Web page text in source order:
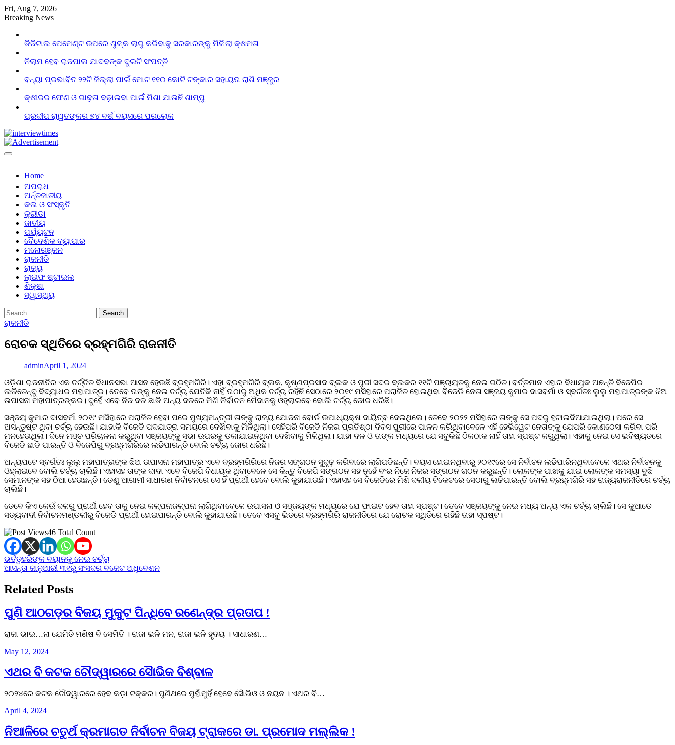
Skip
to
Fri, Aug 7, 2026
Breaking News
ଡିଜିଟାଲ ପେମେଣ୍ଟ ଉପରେ ଶୁଳ୍କ ଲାଗୁ କରିବାକୁ ସରକାରଙ୍କୁ ମିଳିଲା କ୍ଷମତା
ନିଲାମ ହେବ ରାଜପାଲ ଯାଦବଙ୍କ ଦୁଇଟି ସଂପତ୍ତି
ବନ୍ୟା ପ୍ରଭାବିତ ୨୨ଟି ଜିଲ୍ଲା ପାଇଁ ମୋଟ ୧୧୦ କୋଟି ଟଙ୍କାର ସହାୟତା ରାଶି ମଞ୍ଜୁର
କ୍ଷୀରର ଫେଣ ଓ ଗାଢ଼ତା ବଢ଼ାଇବା ପାଇଁ ମିଶା ଯାଉଛି ଶାମ୍ପୁ
ପ୍ରଦୀପ ରାୱତଙ୍କର ୭୪ ବର୍ଷ ବୟସରେ ପରଲୋକ
Home
ଅପରାଧ
ଅର୍ନ୍ତଜାତୀୟ
କଳା ଓ ସଂସ୍କୃତି
କ୍ରୀଡା
ଜାତୀୟ
ପର୍ଯ୍ୟଟନ
ବୈଦେଶିକ ବ୍ୟାପାର
ମନୋରଞ୍ଜନ
ରାଜନୀତି
ରାଜ୍ୟ
ଲାଇଫ ଷ୍ଟାଇଲ
ଶିକ୍ଷା
ସ୍ୱାସ୍ଥ୍ୟ
Search
for:
ରାଜନୀତି
ରୋଚକ ସ୍ଥିତିରେ ବ୍ରହ୍ମଗିରି ରାଜନୀତି
adminApril 1, 2024
ଓଡ଼ିଶା ରାଜନୀତିର ଏକ ଚର୍ଚ୍ଚିତ ବିଧାନସଭା ଆସନ ହେଉଛି ବ୍ରହ୍ମଗିରି। ଏହା ବ୍ରହ୍ମଗିରି ବ୍ଲକ, କୃଷ୍ଣପ୍ରସାଦ ବ୍ଲକ ଓ ପୁରୀ ସଦର ବ୍ଲକର ୧୧ଟି ପଞ୍ଚାୟତକୁ ନେଇ ଗଠିତ। ବର୍ତ୍ତମାନ ଏହାର ବିଧାୟକ ଅଛନ୍ତି ବିଜେପିର
ଲଳିତେନ୍ଦୁ ବିଦ୍ୟାଧର ମହାପାତ୍ର। ତେବେ ତାଙ୍କୁ ନେଇ ଚର୍ଚ୍ଚା ଯେତିକି ନାହିଁ ତାଠାରୁ ଅଧିକ ଚର୍ଚ୍ଚା ରହିଛି ସେଠାରେ ୨୦୧୯ ମସିହାରେ ପରାଜିତ ହୋଇଥିବା ବିଜେଡି ନେତା ସଞ୍ଜୟ କୁମାର ଦାସବର୍ମା ଓ ସ୍ବର୍ଗତଃ ଲୁଲୁ ମହାପାତ୍ରଙ୍କ ଝିଅ
ଉପାସନା ମହାପାତ୍ରଙ୍କର। ଦୁହେଁ ଏବେ ନିଜ ଦଳ ଛାଡି ଅନ୍ୟ ଦଳରେ ମିଶି ନିର୍ବାଚନ ମୈଦାନକୁ ଓହ୍ଲାଇବେ ବୋଲି ଚର୍ଚ୍ଚା ଜୋର ଧରିଛି।
ସଞ୍ଜୟ କୁମାର ଦାସବର୍ମା ୨୦୧୯ ମସିହାରେ ପରାଜିତ ହେବା ପରେ ମୁଖ୍ୟମନ୍ତ୍ରୀ ତାଙ୍କୁ ରାଜ୍ୟ ଯୋଜନା ବୋର୍ଡ ଉପାଧ୍ୟକ୍ଷ ଦାୟିତ୍ବ ଦେଇଥିଲେ। ତେବେ ୨୦୨୨ ମସିହାରେ ତାଙ୍କୁ ସେ ପଦରୁ ହଟାଇଦିଆଯାଇଥିଲା। ପରେ ସେ
ଅସନ୍ତୁଷ୍ଟ ଥିବା ଚର୍ଚ୍ଚା ହେଉଛି। ଯାହାକି ବିଜେଡି ପଦଯାତ୍ରା ସମୟରେ ଦେଖିବାକୁ ମିଳିଥିଲା। ସେହିପରି ବିଜେଡି ନିଜର ପ୍ରତିଷ୍ଠା ଦିବସ ପୁରୀରେ ପାଳନ କରିଥିବାବେଳେ ଏହି ହେଭିୱେଟ ନେତାଙ୍କୁ ଯେପରି କୋଣଠେସା କରିବା ପରି
ମନହେଉଥିଲା। ଦିନେ ମଞ୍ଚ ପରିଚାଳନା କରୁଥିବା ସଞ୍ଜୟଙ୍କୁ ସଭା ଉପରକୁ ଡକାଯାଇନଥିବା ଦେଖିବାକୁ ମିଳିଥିଲା। ଯାହା ଦଳ ଓ ତାଙ୍କ ମଧ୍ୟରେ ଯେ ସବୁକିଛି ଠିକଠାକ ନାହିଁ ତାହା ସ୍ପଷ୍ଟ କରୁଥିଲା। ଏହାକୁ ନେଇ ସେ ଭବିଷ୍ୟତରେ
ବିଜେଡି ଛାଡି ପାରନ୍ତି ଓ ବିଜେପିରୁ ବ୍ରହ୍ମଗିରିରେ ଲଢିପାରନ୍ତି ବୋଲି ଚର୍ଚ୍ଚା ଜୋର ଧରିଛି।
ଅନ୍ୟପଟେ ସ୍ବର୍ଗତଃ ଲୁଲୁ ମହାପାତ୍ରଙ୍କ ଝିଅ ଉପାସନା ମହାପାତ୍ର ଏବେ ବ୍ରହ୍ମଗିରିରେ ନିଜର ସଙ୍ଗଠନ ସୁଦୃଢ଼ କରିବାରେ ଲାଗିପଡିଛନ୍ତି। ବୟସ ହୋଇନଥିବାରୁ ୨୦୧୯ରେ ସେ ନିର୍ବାଚନ ଲଢିପାରିନଥିବାବେଳେ ଏଥର ନିର୍ବାଚନକୁ
ଓହ୍ଲାଇବେ ବୋଲି ଚର୍ଚ୍ଚା ଚାଲିଛି। ଏହାସହ ତାଙ୍କ ଦାଦା ଏବେ ବିଜେପି ବିଧାୟକ ଥିବାବେଳେ ସେ କିନ୍ତୁ ବିଜେପି ସଙ୍ଗଠନ ସହ ନୁହେଁ ବଂର ନିଜେ ନିଜର ସଙ୍ଗଠନ ଗଠନ କରୁଛନ୍ତି। ଲୋକଙ୍କ ପାଖକୁ ଯାଇ ଲୋକଙ୍କ ସମସ୍ୟା ବୁଝି
ସେମାନଙ୍କ ସହ ଠିଆ ହେଉଛନ୍ତି। ତେଣୁ ଆଗାମୀ ସାଧାରଣ ନିର୍ବାଚନରେ ସେ ହିଁ ପ୍ରାର୍ଥୀ ହେବେ ବୋଲି କୁହାଯାଉଛି। ଏହାସହ ସେ ବିଜେଡିରେ ମିଶି ଦଳୀୟ ଟିକେଟରେ ସେଠାରୁ ଲଢିପାରନ୍ତି ବୋଲି ବ୍ରହ୍ମଗିରି ସହ ରାଜ୍ୟରାଜନୀତିରେ ଚର୍ଚ୍ଚା
ଚାଲିଛି।
ତେବେ କିଏ କେଉଁ ଦଳରୁ ପ୍ରାର୍ଥୀ ହେବ ତାକୁ ନେଇ କଳ୍ପନାଜଳ୍ପନା ଲାଗିଥିବାବେଳେ ଉପାସନା ଓ ସଞ୍ଜୟଙ୍କ ମଧ୍ୟରେ ଯେ ଫାଇଟ ହେବ ତାହା ସ୍ପଷ୍ଟ। ତେବେ ସଞ୍ଜୟଙ୍କୁ ନେଇ ମଧ୍ୟ ଅନ୍ୟ ଏକ ଚର୍ଚ୍ଚା ଚାଲିଛି। ସେ କୁଆଡେ
ସତ୍ୟବାଦୀ ନିର୍ବାଚନମଣ୍ଡଳୀରୁ ବିଜେଡି ପ୍ରାର୍ଥୀ ହୋଇପାରନ୍ତି ବୋଲି କୁହାଯାଉଛି। ତେବେ ଏସବୁ ଭିତରେ ବ୍ରହ୍ମଗିରି ରାଜନୀତିରେ ଯେ ରୋଚକ ସ୍ଥିତିରେ ରହିଛି ତାହା ସ୍ପଷ୍ଟ।
46 Total Count
Post
navigation
ଭର୍ତ୍ତୃହରିଙ୍କ ବୟାନକୁ ନେଇ ଚର୍ଚ୍ଚା
ଆସନ୍ତା ଜାନୁଆରୀ ୩୧ରୁ ସଂସଦର ବଜେଟ ଅଧିବେଶନ
Related Posts
ପୁଣି ଆଠଗଡ଼ର ବିଜୟ ମୁକୁଟ ପିନ୍ଧିବେ ରଣେନ୍ଦ୍ର ପ୍ରତାପ !
ରାଜା ଭାଇ…ନା ଯେମିତି ମଣିଷ ବି ସେମିତି । ରାଜା ଭଳି ମନ, ରାଜା ଭଳି ହୃଦୟ । ସାଧାରଣ…
May 12, 2024
ଏଥର ବି କଟକ ଚୌଦ୍ୱାରରେ ସୈାଭିକ ବିଶ୍ବାଳ
୨୦୨୪ରେ କଟକ ଚୌଦ୍ୱାରରେ ହେବ କଡ଼ା ଟକ୍କର। ପୁଣିଥରେ ମୁହାଁମୁହିଁ ହେବେ ସୈାଭିଓ ଓ ନୟନ ।‌ ଏଥର ବି…
April 4, 2024
ନିଆଳିରେ ଚତୁର୍ଥ କ୍ରମାଗତ ନିର୍ବାଚନ ବିଜୟ ଟ୍ରାକରେ ଡା. ପ୍ରମୋଦ ମଲ୍ଲିକ !